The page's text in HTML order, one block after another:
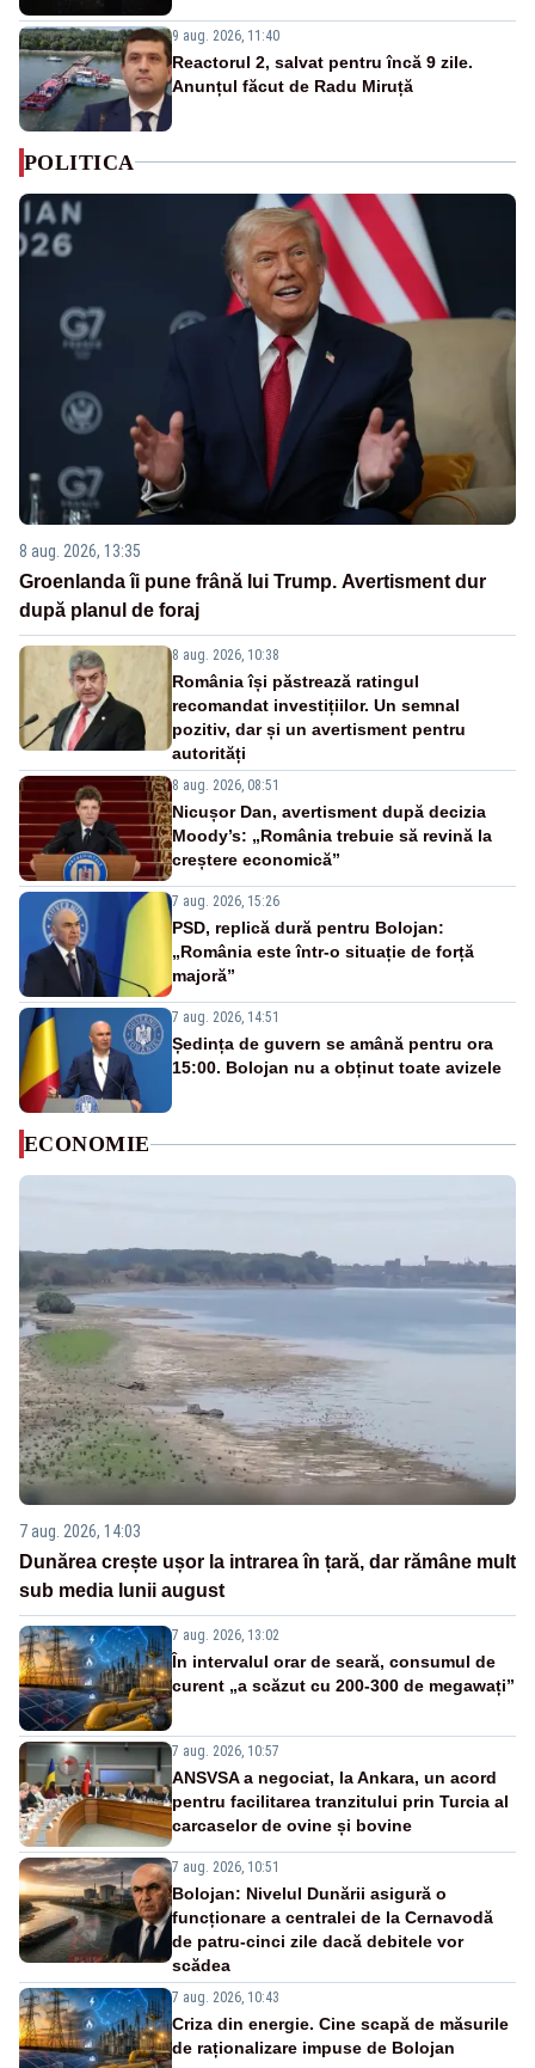
9 aug. 2026, 11:40
Reactorul 2, salvat pentru încă 9 zile.
Anunțul făcut de Radu Miruță
POLITICA
8 aug. 2026, 13:35
Groenlanda îi pune frână lui Trump. Avertisment dur
după planul de foraj
8 aug. 2026, 10:38
România își păstrează ratingul
recomandat investițiilor. Un semnal
pozitiv, dar și un avertisment pentru
autorități
8 aug. 2026, 08:51
Nicușor Dan, avertisment după decizia
Moody’s: „România trebuie să revină la
creștere economică”
7 aug. 2026, 15:26
PSD, replică dură pentru Bolojan:
„România este într-o situație de forță
majoră”
7 aug. 2026, 14:51
Ședința de guvern se amână pentru ora
15:00. Bolojan nu a obținut toate avizele
ECONOMIE
7 aug. 2026, 14:03
Dunărea crește ușor la intrarea în țară, dar rămâne mult
sub media lunii august
7 aug. 2026, 13:02
În intervalul orar de seară, consumul de
curent „a scăzut cu 200-300 de megawați”
7 aug. 2026, 10:57
ANSVSA a negociat, la Ankara, un acord
pentru facilitarea tranzitului prin Turcia al
carcaselor de ovine și bovine
7 aug. 2026, 10:51
Bolojan: Nivelul Dunării asigură o
funcționare a centralei de la Cernavodă
de patru-cinci zile dacă debitele vor
scădea
7 aug. 2026, 10:43
Criza din energie. Cine scapă de măsurile
de raționalizare impuse de Bolojan